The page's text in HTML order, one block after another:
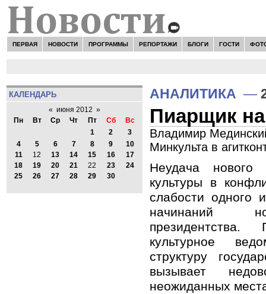
ПЕРВАЯ НОВОСТИ ПРОГРАММЫ РЕПОРТАЖИ БЛОГИ ГОСТИ
КАЛЕНДАРЬ
« июня 2012 »
Пн
Вт Ср Чт Пт Сб
Вс
1
2
3
4
5 6 7 8 9
10
11
12 13 14 15 16
17
18
19 20 21 22 23
24
25
26 27 28 29 30
АНАЛИТИКА —
Пиарщик на
Владимир
Минкульта в
Неудача нового
культуры в
слабости одного
начинаний
президентства.
культурное
структуру
вызывает
неожиданных